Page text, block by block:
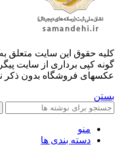
کليه حقوق اين سايت متعلق
گونه کپی برداری از سایت
عکسهای فروشگاه بدون ذکر
بستن
منو
دسته بندی ها